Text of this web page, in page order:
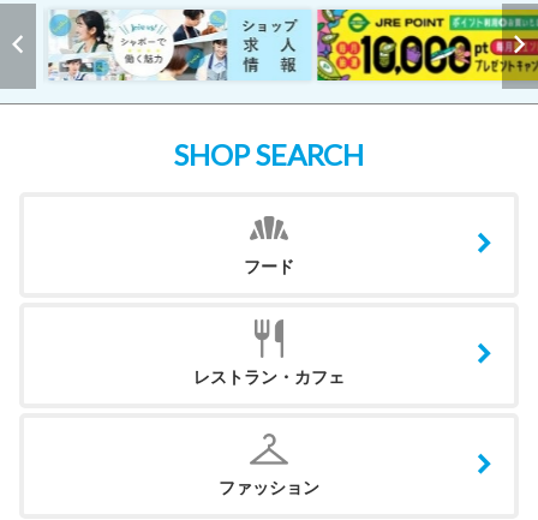
SHOP SEARCH
フード
レストラン・カフェ
ファッション